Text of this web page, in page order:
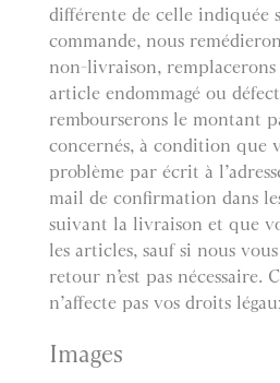
différente de celle indiquée
commande, nous
non-livraison,
article endommagé ou
rembourserons le montant
concernés, à condition que
problème par écrit à
mail de confirmation dans
suivant la livraison et que
les articles, sauf si nous
retour n’est pas nécessaire.
n’affecte pas vos droits
Images